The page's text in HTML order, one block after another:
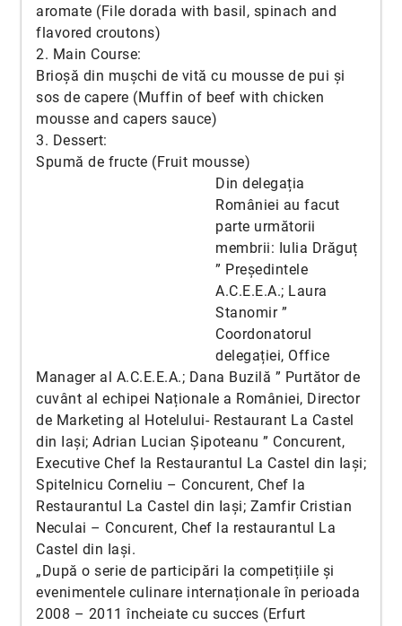
aromate (File dorada with basil, spinach and
flavored croutons)
2. Main Course:
Brioșă din mușchi de vită cu mousse de pui și
sos de capere (Muffin of beef with chicken
mousse and capers sauce)
3. Dessert:
Spumă de fructe (Fruit mousse)
Din delegația
României au facut
parte următorii
membrii: Iulia Drăguț
” Președintele
A.C.E.E.A.; Laura
Stanomir ”
Coordonatorul
delegației, Office
Manager al A.C.E.E.A.; Dana Buzilă ” Purtător de
cuvânt al echipei Naționale a României, Director
de Marketing al Hotelului- Restaurant La Castel
din Iași; Adrian Lucian Șipoteanu ” Concurent,
Executive Chef la Restaurantul La Castel din Iași;
Spitelnicu Corneliu – Concurent, Chef la
Restaurantul La Castel din Iași; Zamfir Cristian
Neculai – Concurent, Chef la restaurantul La
Castel din Iași.
„După o serie de participări la competițiile și
evenimentele culinare internaționale în perioada
2008 – 2011 încheiate cu succes (Erfurt